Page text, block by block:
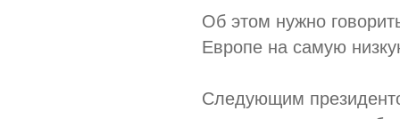
Об этом нужно
Европе на самую
Следующим